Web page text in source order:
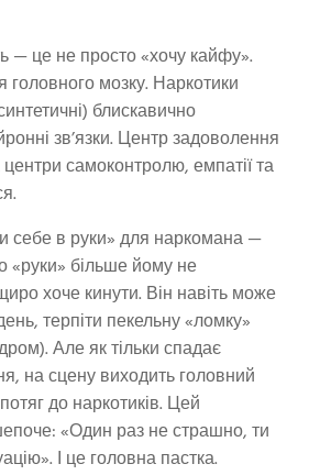
— це не просто «хочу кайфу».
мозку. Наркотики
блискавично
зв’язки. Центр задоволення
самоконтролю, емпатії та
себе в руки» для наркомана —
«руки» більше йому не
хоче кинути. Він навіть може
терпіти пекельну «ломку»
Але як тільки спадає
на сцену виходить головний
до наркотиків. Цей
«Один раз не страшно, ти
І це головна пастка.